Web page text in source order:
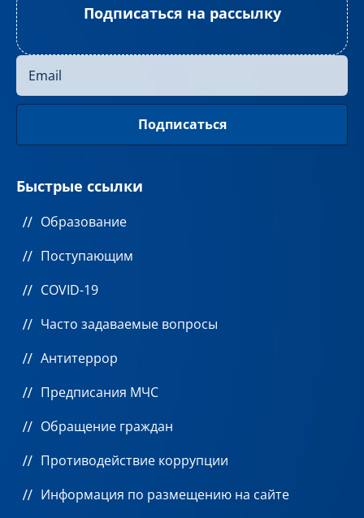
Подписаться на рассылку
Быстрые ссылки
Образование
Поступающим
COVID-19
Часто задаваемые вопросы
Антитеррор
Предписания МЧС
Обращение граждан
Противодействие коррупции
Информация по размещению на сайте